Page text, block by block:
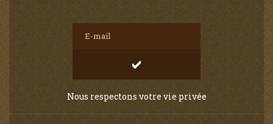
Nous respectons votre vie privée